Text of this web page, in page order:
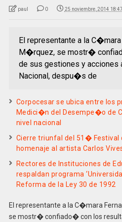
paul 0 25 noviembre, 2014 18:47
El representante a la
M�rquez, se mostr�
de sus gestiones y acciones
Nacional, despu�s de
Corpocesar se ubica entre los
Medici�n del Desempe�o de
nivel nacional
Cierre triunfal del 51� Festival
homenaje al artista Carlos
Rectores de Instituciones de
respaldan programa
Reforma de la Ley 30 de 1992
El representante a la C�mara
se mostr� confiado� con los